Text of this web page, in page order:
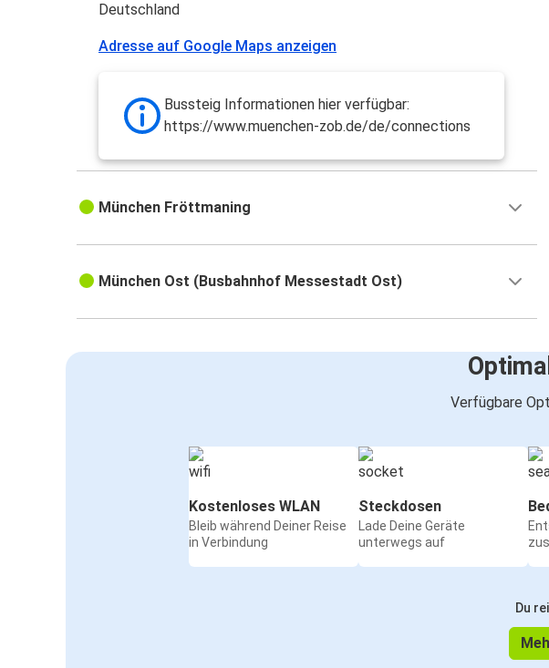
Deutschland
Adresse auf Google Maps anzeigen
Bussteig Informationen hier verfügbar:
https://www.muenchen-zob.de/de/connections
München Fröttmaning
München Ost (Busbahnhof Messestadt Ost)
Verfügbare
Kostenloses WLAN
Bleib während Deiner Reise
in Verbindung
Steckdosen
Lade Deine Geräte
unterwegs auf
Du